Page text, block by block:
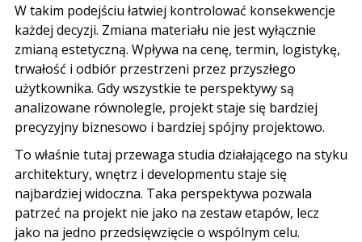
W takim podejściu łatwiej kontrolować konsekwencje
każdej decyzji. Zmiana materiału nie jest wyłącznie
zmianą estetyczną. Wpływa na cenę, termin, logistykę,
trwałość i odbiór przestrzeni przez przyszłego
użytkownika. Gdy wszystkie te perspektywy są
analizowane równolegle, projekt staje się bardziej
precyzyjny biznesowo i bardziej spójny projektowo.
To właśnie tutaj przewaga studia działającego na styku
architektury, wnętrz i developmentu staje się
najbardziej widoczna. Taka perspektywa pozwala
patrzeć na projekt nie jako na zestaw etapów, lecz
jako na jedno przedsięwzięcie o wspólnym celu.